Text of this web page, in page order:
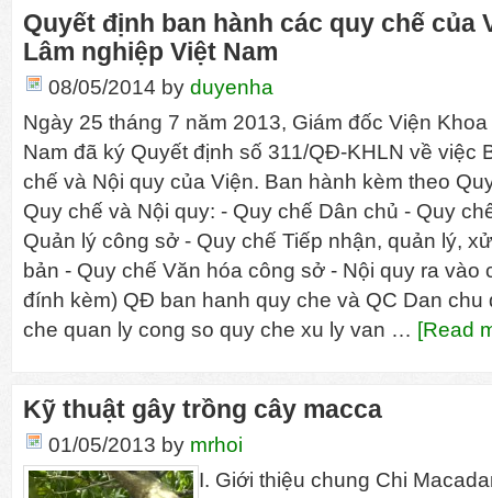
Quyết định ban hành các quy chế của
Lâm nghiệp Việt Nam
08/05/2014 by duyenha
Ngày 25 tháng 7 năm 2013, Giám đốc Viện
Nam đã ký Quyết định số 311/QĐ-KHLN về việc
chế và Nội quy của Viện. Ban hành kèm theo
Quy chế và Nội quy: - Quy chế Dân chủ - Quy
Quản lý công sở - Quy chế Tiếp nhận, quản lý,
bản - Quy chế Văn hóa công sở - Nội quy ra vào
đính kèm) QĐ ban hanh quy che và QC Dan chu
che quan ly cong so quy che xu ly van … [Read
Kỹ thuật gây trồng cây macca
01/05/2013 by mrhoi
I. Giới thiệu chung Chi